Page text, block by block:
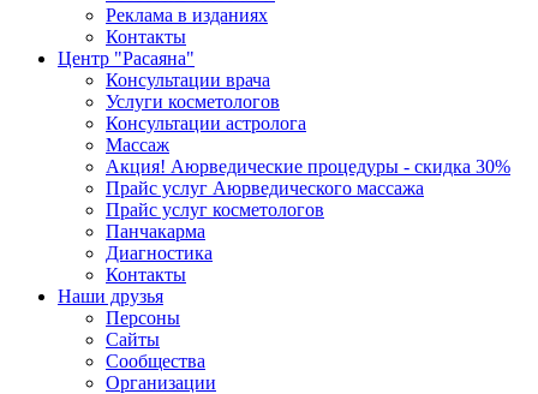
Реклама в изданиях
Контакты
Центр "Расаяна"
Консультации врача
Услуги косметологов
Консультации астролога
Массаж
Акция! Аюрведические процедуры - скидка 30%
Прайс услуг Аюрведического массажа
Прайс услуг косметологов
Панчакарма
Диагностика
Контакты
Наши друзья
Персоны
Сайты
Сообщества
Организации